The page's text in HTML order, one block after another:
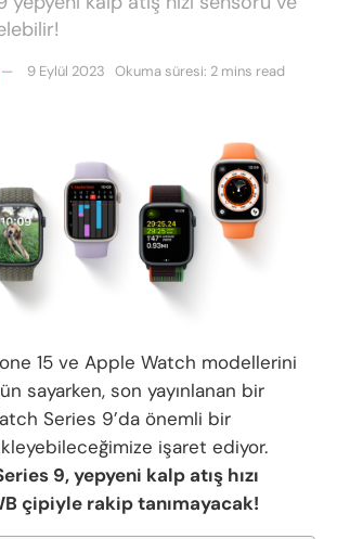
9 Eylül 2023 Okuma süresi: 2 mins read
15 ve Apple Watch modellerini
sayarken, son yayınlanan bir
Series 9’da önemli bir
işaret ediyor.
9, yepyeni kalp atış hızı
çipiyle rakip tanımayacak!